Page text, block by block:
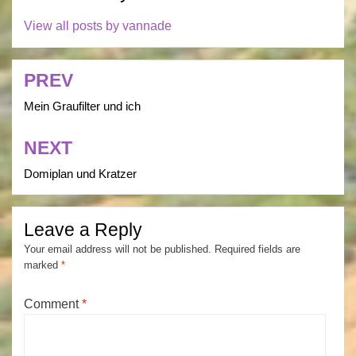
View all posts by vannade
Post
navigation
PREV
Mein Graufilter und ich
NEXT
Domiplan und Kratzer
Leave a Reply
Your email address will not be published. Required fields are
marked *
Comment*